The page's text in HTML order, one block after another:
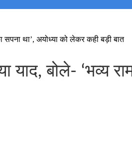
था’, अयोध्या को लेकर कही बड़ी बात
बोले- ‘भव्य